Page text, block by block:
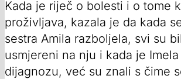
Kada je riječ o bolesti i o tome
proživljava, kazala je da kada
sestra Amila razboljela, svi su
usmjereni na nju i kada je
dijagnozu, već su znali s čime